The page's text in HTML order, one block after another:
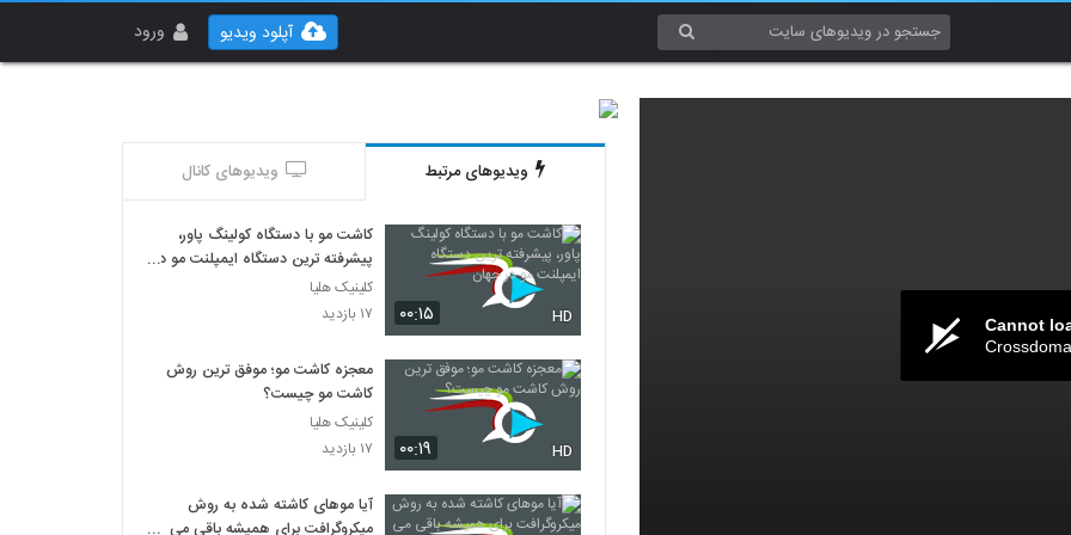
ورود آپلود ویدیو
Cannot
ویدیوهای مرتبط ویدیوهای کانال
۰۰:۱۵ HD
کاشت مو با دستگاه کولینگ پاور،
پیشرفته ترین دستگاه ایمپلنت مو در
جهان
کلینیک هلیا
۱۷ بازدید
۰۰:۱۹ HD
معجزه کاشت مو؛ موفق ترین روش
کاشت مو چیست؟
کلینیک هلیا
۱۷ بازدید
آیا موهای کاشته شده به روش
میکروگرافت برای همیشه باقی می